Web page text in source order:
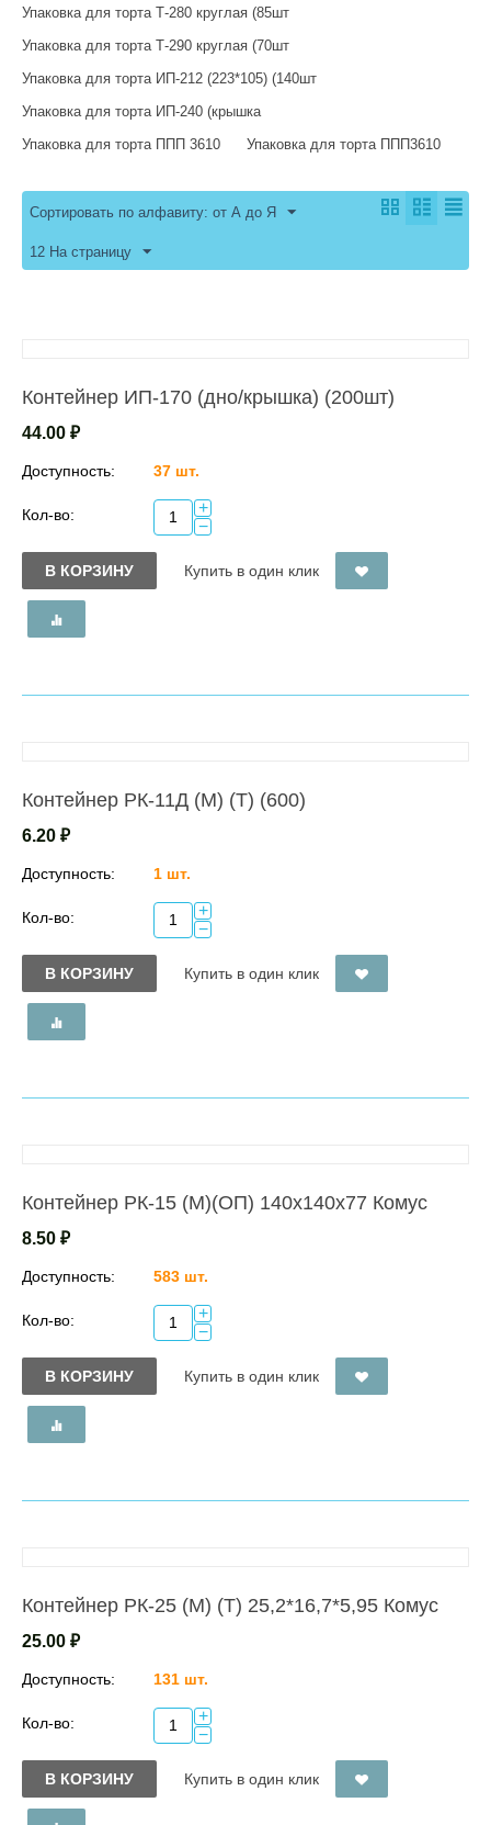
Упаковка для торта Т-280 круглая (85шт
Упаковка для торта Т-290 круглая (70шт
Упаковка для торта ИП-212 (223*105) (140шт
Упаковка для торта ИП-240 (крышка
Упаковка для торта ППП 3610
Упаковка для торта ППП3610
Сортировать по алфавиту: от А до Я
12 На страницу
Контейнер ИП-170 (дно/крышка) (200шт)
44.00 ₽
Доступность: 37 шт.
Кол-во:
+
−
В КОРЗИНУ Купить в один клик
Контейнер РК-11Д (М) (Т) (600)
6.20 ₽
Доступность: 1 шт.
Кол-во:
+
−
В КОРЗИНУ Купить в один клик
Контейнер РК-15 (М)(ОП) 140х140х77 Комус
8.50 ₽
Доступность: 583 шт.
Кол-во:
+
−
В КОРЗИНУ Купить в один клик
Контейнер РК-25 (М) (Т) 25,2*16,7*5,95 Комус
25.00 ₽
Доступность: 131 шт.
Кол-во:
+
−
В КОРЗИНУ Купить в один клик